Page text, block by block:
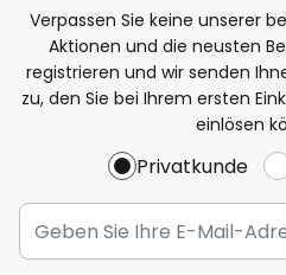
Verpassen Sie keine unserer
Aktionen und die neusten
registrieren und wir senden
zu, den Sie bei Ihrem ersten
einlösen
Privatkunde